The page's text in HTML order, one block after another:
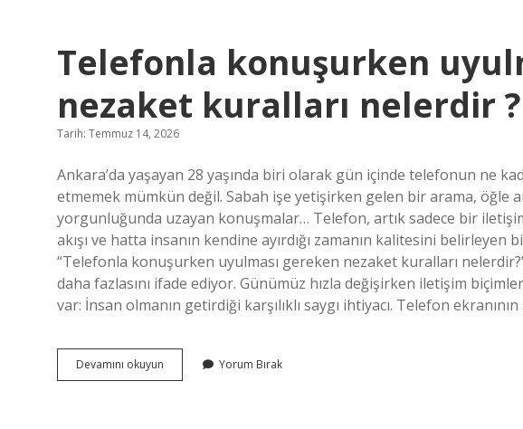
nelerdir
?
Telefonla konuşurken
nezaket kuralları nelerdir ?
Tarih: Temmuz 14, 2026
Ankara’da yaşayan 28 yaşında biri olarak gün içinde telefonun ne
etmemek mümkün değil. Sabah işe yetişirken gelen bir arama, öğle
yorgunluğunda uzayan konuşmalar… Telefon, artık sadece bir
akışı ve hatta insanın kendine ayırdığı zamanın kalitesini
“Telefonla konuşurken uyulması gereken nezaket kuralları
daha fazlasını ifade ediyor. Günümüz hızla değişirken iletişim
var: İnsan olmanın getirdiği karşılıklı saygı ihtiyacı. Telefon
Devamını okuyun Telefonla
konuşurken
Yorum Bırak